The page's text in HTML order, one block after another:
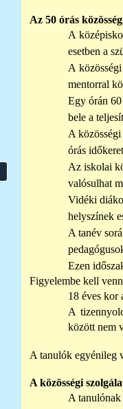
Az 50 órás
A közép
esetben a
A
mentorral
Egy órán 60
bele a
A
órás
Az iskolai
valósulhat
Vidéki
helyszínek
A tanév
Ezen
Figyelembe kell
18 éves kor
A
között nem
A tanulók egyénileg
A közösségi
A